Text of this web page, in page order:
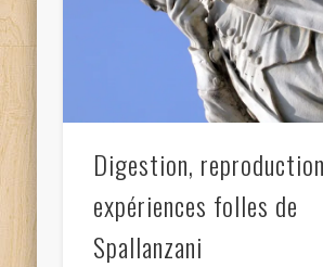
Digestion,
expériences folles de
Spallanzani